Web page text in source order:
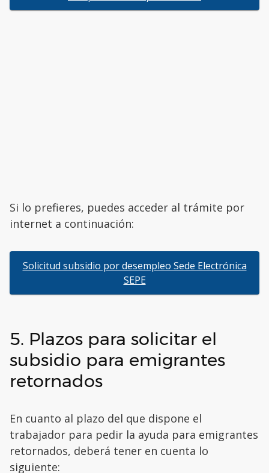
Si lo prefieres, puedes acceder al trámite por
internet a continuación:
Solicitud subsidio por desempleo Sede Electrónica
SEPE
5. Plazos para solicitar el
subsidio para emigrantes
retornados
En cuanto al plazo del que dispone el
trabajador para pedir la ayuda para emigrantes
retornados, deberá tener en cuenta lo
siguiente: